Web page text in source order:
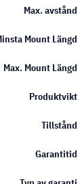
Max. avstånd
Mount Längd
Max. Mount Längd
Produktvikt
Tillstånd
Garantitid